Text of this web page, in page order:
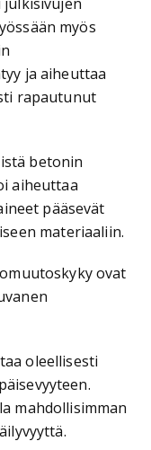
myös
ja aiheuttaa
rapautunut
betonin
aiheuttaa
pääsevät
materiaaliin.
ovat
oleellisesti
mahdollisimman